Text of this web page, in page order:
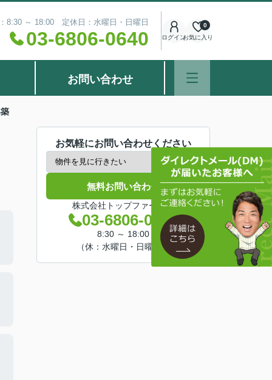
8:30 ～ 18:00 定休日：水曜日・日曜日
03-6806-0640 ログインお気に入り
0
お問い合わせ
お気軽にお問い合わせください
無料お問い合わせ
株式会社トップファースト
03-6806-0640
8:30 ～ 18:00
（休：水曜日・日曜日）